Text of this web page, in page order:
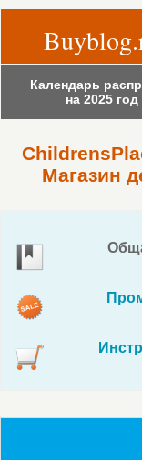
Календарь
на 2025 год
Магазин